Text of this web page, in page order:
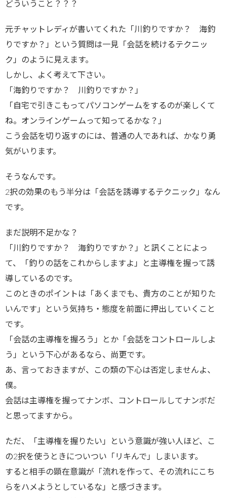
どういうこと？？？
元チャットレディが書いてくれた「川釣りですか？ 海釣
りですか？」という質問は一見「会話を続けるテクニッ
ク」のように見えます。
しかし、よく考えて下さい。
「海釣りですか？ 川釣りですか？」
「自宅で引きこもってパソコンゲームをするのが楽しくて
ね。オンラインゲームって知ってるかな？」
こう会話を切り返すのには、普通の人であれば、かなり勇
気がいります。
そうなんです。
2択の効果のもう半分は「会話を誘導するテクニック」なん
です。
まだ説明不足かな？
「川釣りですか？ 海釣りですか？」と訊くことによっ
て、「釣りの話をこれからしますよ」と主導権を握って誘
導しているのです。
このときのポイントは「あくまでも、貴方のことが知りた
いんです」という気持ち・態度を前面に押出していくこと
です。
「会話の主導権を握ろう」とか「会話をコントロールしよ
う」という下心があるなら、尚更です。
あ、言っておきますが、この類の下心は否定しませんよ、
僕。
会話は主導権を握ってナンボ、コントロールしてナンボだ
と思ってますから。
ただ、「主導権を握りたい」という意識が強い人ほど、こ
の2択を使うときについつい「リキんで」しまいます。
すると相手の顕在意識が「流れを作って、その流れにこち
らをハメようとしているな」と感づきます。